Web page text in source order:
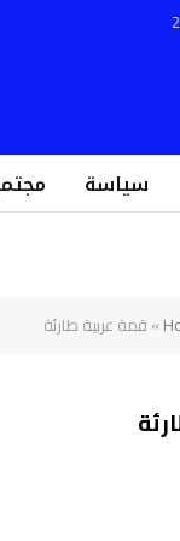
سياسة
» قمة عربية طارئة